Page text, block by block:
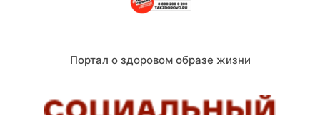
Портал о здоровом образе жизни